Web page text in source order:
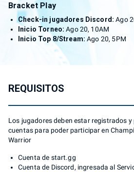
Bracket Play
Check-in jugadores Discord: Ago
Inicio Torneo: Ago 20, 10AM
Inicio Top 8/Stream: Ago 20, 5PM
REQUISITOS
Los jugadores deben estar registrados
cuentas para poder participar en
Warrior
Cuenta de start.gg
Cuenta de Discord, ingresada al